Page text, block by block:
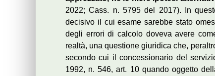
2022; Cass. n. 5795 del 2017). In
decisivo il cui esame sarebbe stato
degli errori di calcolo doveva avere
realtà, una questione giuridica che,
secondo cui il concessionario del
1992, n. 546, art. 10 quando oggetto